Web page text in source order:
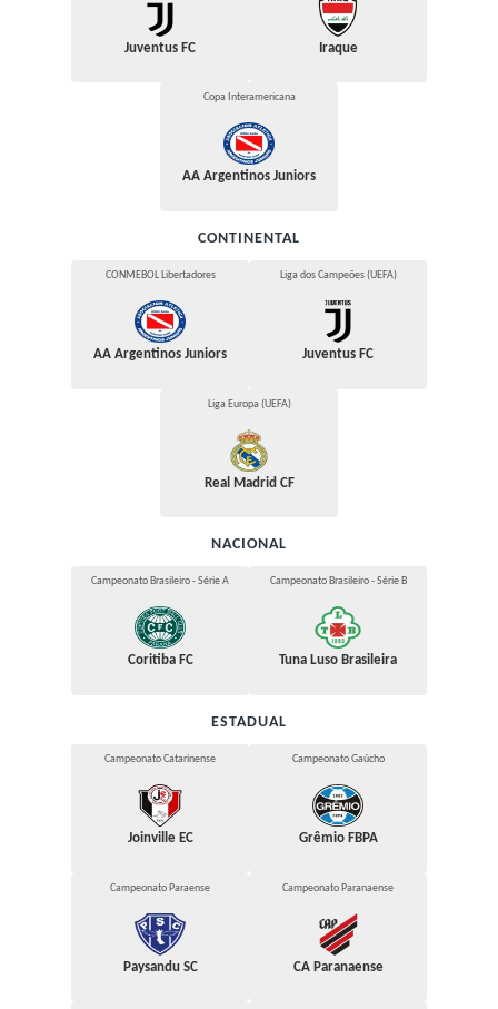
Juventus FC Iraque
Copa Interamericana
AA Argentinos Juniors
CONTINENTAL
CONMEBOL Libertadores
AA Argentinos Juniors
Liga dos Campeões (UEFA)
Juventus FC
Liga Europa (UEFA)
Real Madrid CF
NACIONAL
Campeonato Brasileiro - Série A
Coritiba FC
Campeonato Brasileiro - Série B
Tuna Luso Brasileira
ESTADUAL
Campeonato Catarinense
Joinville EC
Campeonato Gaúcho
Grêmio FBPA
Campeonato Paraense
Paysandu SC
Campeonato Paranaense
CA Paranaense